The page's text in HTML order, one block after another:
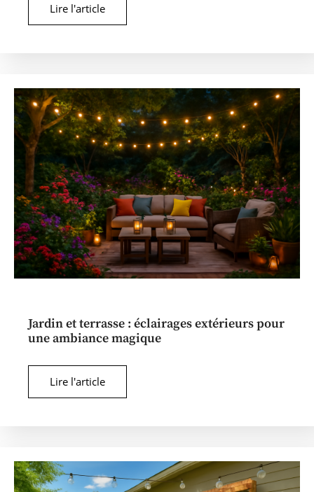
Lire l'article
Jardin et terrasse : éclairages extérieurs pour
une ambiance magique
Lire l'article